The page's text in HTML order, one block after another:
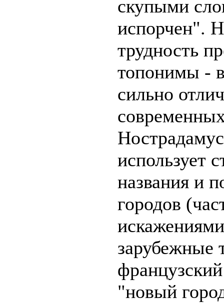
скупыми
испорчен".
трудность
топонимы -
сильно
использует
названия и
городов
зарубежные
"новый